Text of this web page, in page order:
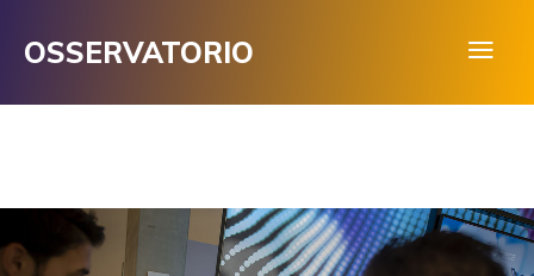
OSSERVATORIO